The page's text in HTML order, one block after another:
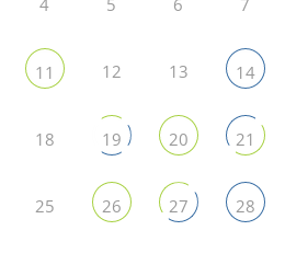
4 5 6 7
11 12 13 14
18 19 20 21
25 26 27 28